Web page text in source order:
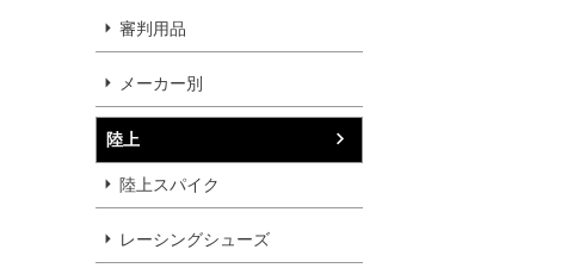
審判用品
メーカー別
陸上
陸上スパイク
レーシングシューズ